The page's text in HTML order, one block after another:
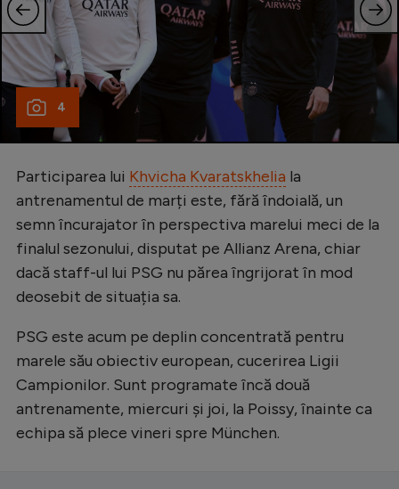
4
Participarea lui Khvicha Kvaratskhelia la
antrenamentul de marți este, fără îndoială, un
semn încurajator în perspectiva marelui meci de la
finalul sezonului, disputat pe Allianz Arena, chiar
dacă staff-ul lui PSG nu părea îngrijorat în mod
deosebit de situația sa.
PSG este acum pe deplin concentrată pentru
marele său obiectiv european, cucerirea Ligii
Campionilor. Sunt programate încă două
antrenamente, miercuri și joi, la Poissy, înainte ca
echipa să plece vineri spre München.